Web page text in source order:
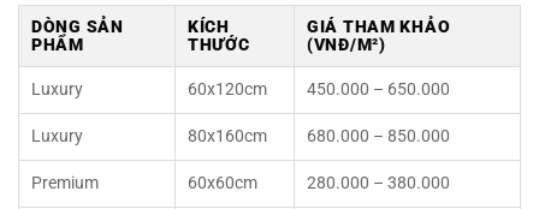
DÒNG SẢN
PHẨM
KÍCH
THƯỚC
GIÁ THAM KHẢO
(VNĐ/M²)
Luxury 60x120cm 450.000 – 650.000
Luxury 80x160cm 680.000 – 850.000
Premium 60x60cm 280.000 – 380.000